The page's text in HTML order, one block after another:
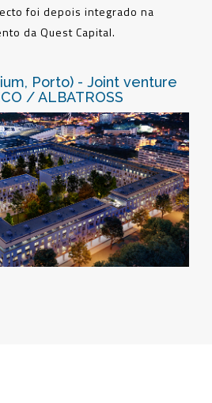
foi depois integrado na
da Quest Capital.
Porto) - Joint venture
/ ALBATROSS